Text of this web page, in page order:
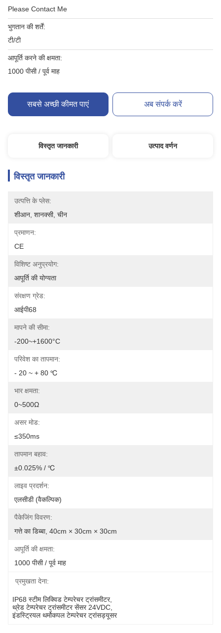
Please Contact Me
भुगतान की शर्तें:
टी/टी
आपूर्ति करने की क्षमता:
1000 पीसी / पूर्व माह
सबसे अच्छी कीमत पाएं अब संपर्क करें
विस्तृत जानकारी उत्पाद वर्णन
विस्तृत जानकारी
उत्पत्ति के प्लेस:
शीआन, शानक्सी, चीन
प्रमाणन:
CE
विशिष्ट अनुप्रयोग:
आपूर्ति की योग्यता
संरक्षण ग्रेड:
आईपी68
मापने की सीमा:
-200~+1600°C
परिवेश का तापमान:
- 20 ~ + 80 ℃
भार क्षमता:
0~500Ω
असर मोड:
≤350ms
तापमान बहाव:
±0.025% / ℃
लाइव प्रदर्शन:
एलसीडी (वैकल्पिक)
पैकेजिंग विवरण:
गत्ते का डिब्बा, 40cm × 30cm × 30cm
आपूर्ति की क्षमता:
1000 पीसी / पूर्व माह
प्रमुखता देना:
IP68 स्टीम लिक्विड टेम्परेचर ट्रांसमीटर,
थ्रेड टेम्परेचर ट्रांसमीटर सेंसर 24VDC
इंडस्ट्रियल थर्मोकपल टेम्परेचर ट्रांसड्यूसर